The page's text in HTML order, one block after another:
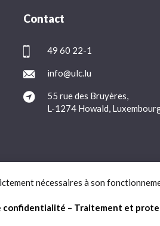
Contact
49 60 22-1
info@ulc.lu
55 rue des Bruyères,
L-1274 Howald,
des données FAQ Contact
nécessaires à son
confidentialité – Traitement et